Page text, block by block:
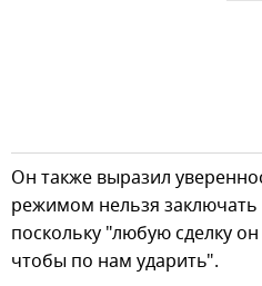
Он также выразил
режимом нельзя заключать
поскольку "любую сделку
чтобы по нам ударить".